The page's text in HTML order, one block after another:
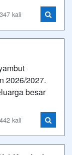
kali
2026/2027.
besar
kali